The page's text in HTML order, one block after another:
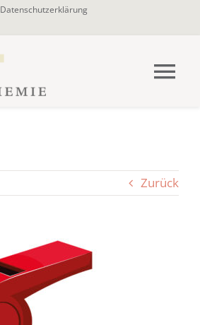
Datenschutzerklärung
Zurück